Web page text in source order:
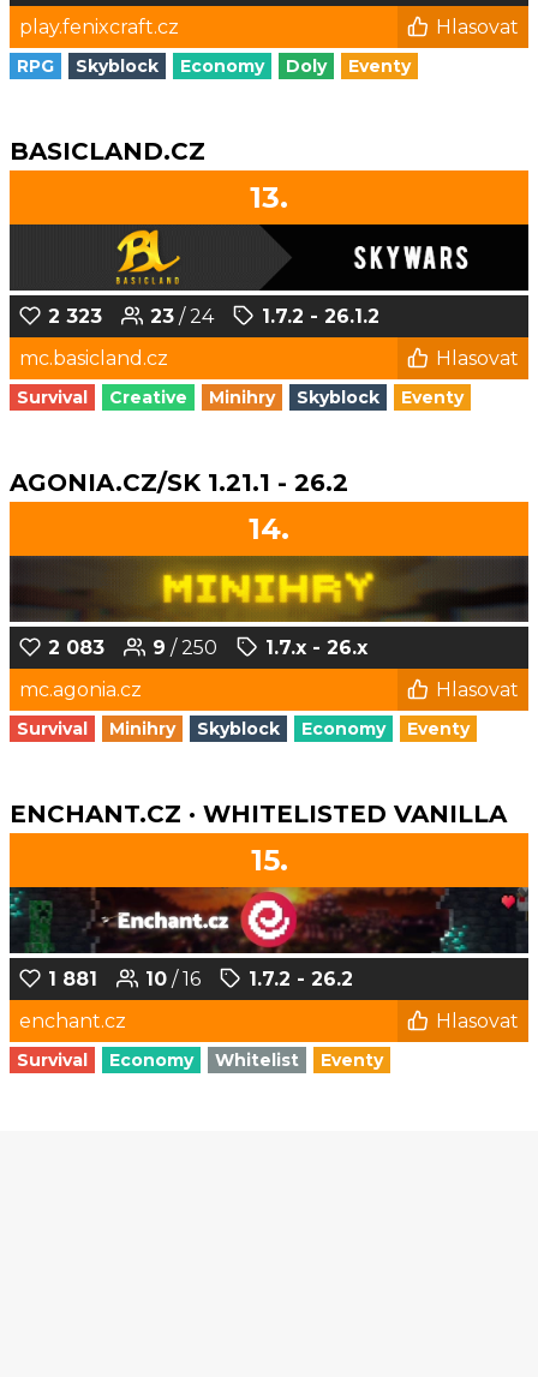
play.fenixcraft.cz
Hlasovat
RPG Skyblock Economy Doly Eventy
BASICLAND.CZ
13.
2 323 23 / 24
1.7.2 - 26.1.2
mc.basicland.cz
Hlasovat
Survival Creative Minihry Skyblock Eventy
AGONIA.CZ/SK 1.21.1 - 26.2
14.
2 083 9 / 250
1.7.x - 26.x
mc.agonia.cz
Hlasovat
Survival Minihry Skyblock Economy Eventy
ENCHANT.CZ · WHITELISTED VANILLA
15.
1 881 10 / 16
1.7.2 - 26.2
enchant.cz
Hlasovat
Survival Economy Whitelist Eventy